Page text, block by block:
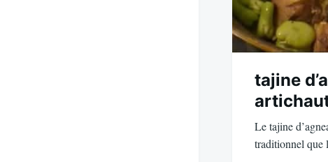
tajine
Le tajine
traditionnel que